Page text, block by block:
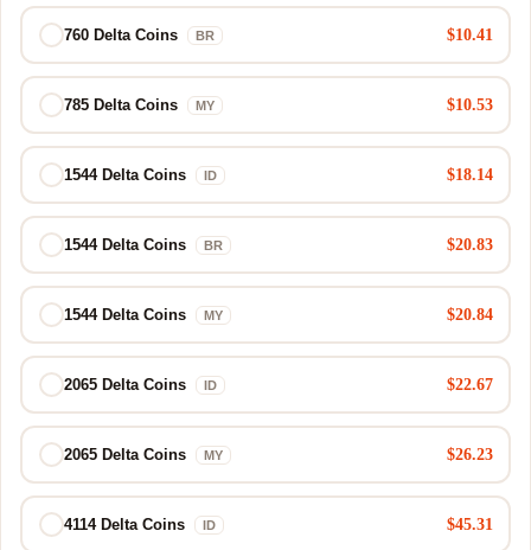
760 Delta Coins BR $10.41
785 Delta Coins MY $10.53
1544 Delta Coins ID $18.14
1544 Delta Coins BR $20.83
1544 Delta Coins MY $20.84
2065 Delta Coins ID $22.67
2065 Delta Coins MY $26.23
4114 Delta Coins ID $45.31